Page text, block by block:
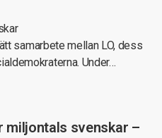
samarbete mellan LO, dess
Under…
miljontals svenskar –